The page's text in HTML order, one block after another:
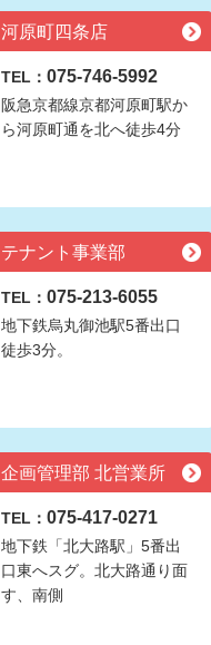
河原町四条店
TEL： 075-746-5992
阪急京都線京都河原町駅か
ら河原町通を北へ徒歩4分
テナント事業部
TEL： 075-213-6055
地下鉄烏丸御池駅5番出口
徒歩3分。
企画管理部 北営業所
TEL： 075-417-0271
地下鉄「北大路駅」5番出
口東へスグ。北大路通り面
す、南側